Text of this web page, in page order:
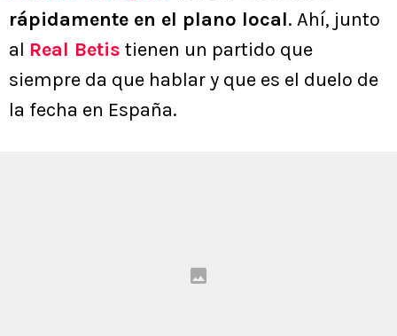
rápidamente en el plano local. Ahí, junto
al Real Betis tienen un partido que
siempre da que hablar y que es el duelo de
la fecha en España.